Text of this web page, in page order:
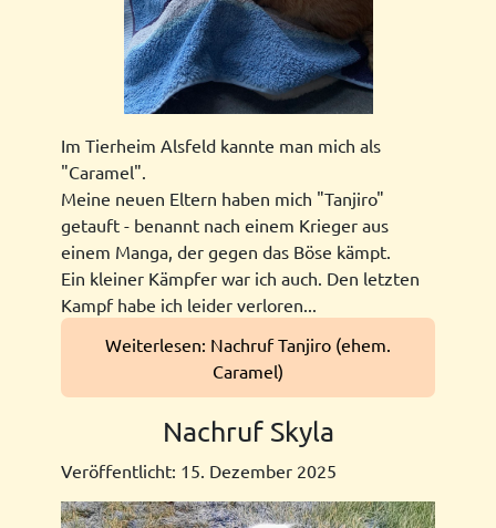
Im Tierheim Alsfeld kannte man mich als
"Caramel".
Meine neuen Eltern haben mich "Tanjiro"
getauft - benannt nach einem Krieger aus
einem Manga, der gegen das Böse kämpt.
Ein kleiner Kämpfer war ich auch. Den letzten
Kampf habe ich leider verloren...
Weiterlesen: Nachruf Tanjiro (ehem.
Caramel)
Nachruf Skyla
Veröffentlicht: 15. Dezember 2025